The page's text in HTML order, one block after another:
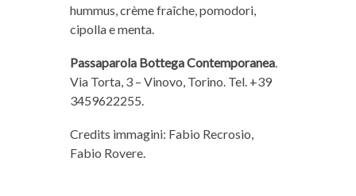
hummus, crème fraîche, pomodori,
cipolla e menta.
Passaparola Bottega Contemporanea.
Via Torta, 3 – Vinovo, Torino. Tel. +39
3459622255.
Credits immagini: Fabio Recrosio,
Fabio Rovere.